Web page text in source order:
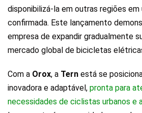
disponibilizá-la em outras regiões em
confirmada. Este lançamento
empresa de expandir gradualmente
mercado global de bicicletas
Com a Orox, a Tern está se
inovadora e adaptável, pronta para
necessidades de ciclistas urbanos e